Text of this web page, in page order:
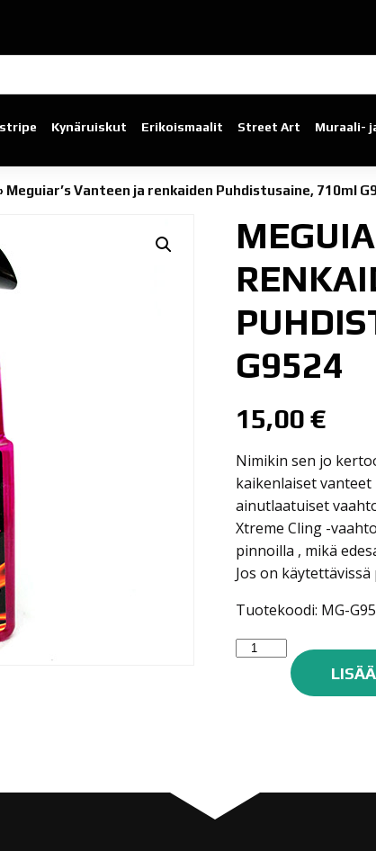
Kynäruiskut Erikoismaalit Street Art Muraali-
Meguiar’s Vanteen ja renkaiden Puhdistusaine, 710ml
G9524
15,00€
Nimikin sen jo
kaikenlaiset
ainutlaatuiset
Xtreme Cling -
pinnoilla , mikä
Jos on
Tuotekoodi: MG-
Meguiar's
Vanteen
määrä